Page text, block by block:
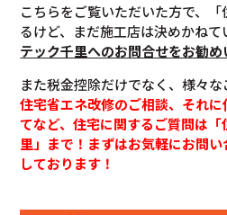
こちらをご覧いただいた方で、
るけど、まだ施工店は決めかね
テック千里へのお問合せをお勧め
また税金控除だけでなく、様々な
住宅省エネ改修のご相談、それ
てなど、住宅に関するご質問は
里」まで！まずはお気軽にお問
しております！